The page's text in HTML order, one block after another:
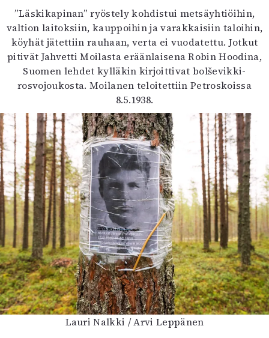
”Läskikapinan” ryöstely kohdistui metsäyhtiöihin,
valtion laitoksiin, kauppoihin ja varakkaisiin taloihin,
köyhät jätettiin rauhaan, verta ei vuodatettu. Jotkut
pitivät Jahvetti Moilasta eräänlaisena Robin Hoodina,
Suomen lehdet kylläkin kirjoittivat bolševikki-
rosvojoukosta. Moilanen teloitettiin Petroskoissa
8.5.1938.
Lauri Nalkki / Arvi Leppänen